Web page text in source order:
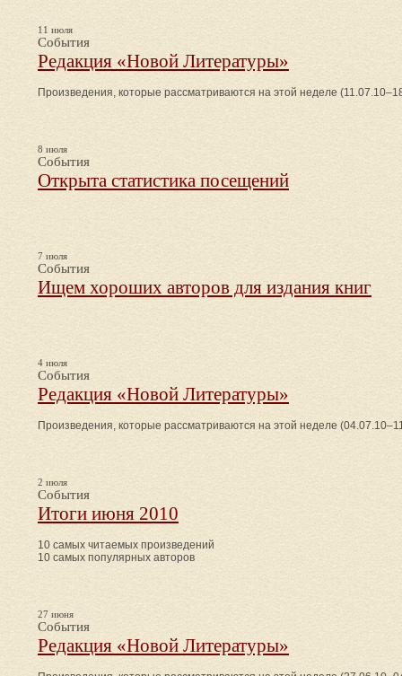
11 июля
События
Редакция «Новой Литературы»
Произведения, которые рассматриваются на этой неделе
8 июля
События
Открыта статистика посещений
7 июля
События
Ищем хороших авторов для издания книг
4 июля
События
Редакция «Новой Литературы»
Произведения, которые рассматриваются на этой неделе
2 июля
События
Итоги июня 2010
10 самых читаемых произведений
10 самых популярных авторов
27 июня
События
Редакция «Новой Литературы»